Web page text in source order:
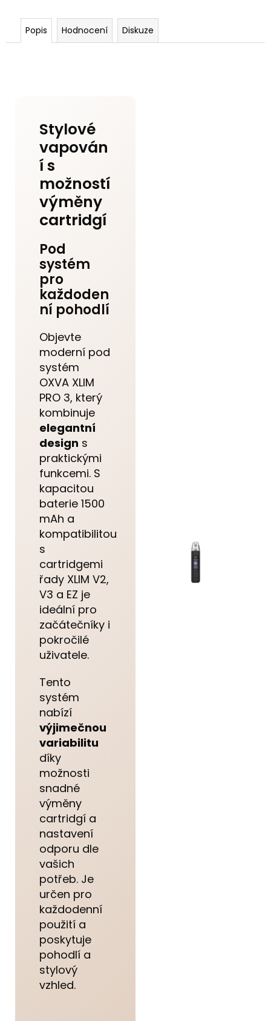
Popis Hodnocení Diskuze
Stylové
vapován
í s
možností
výměny
cartridgí
Pod
systém
pro
každoden
ní pohodlí
Objevte
moderní pod
systém
OXVA XLIM
PRO 3, který
kombinuje
elegantní
design s
praktickými
funkcemi. S
kapacitou
baterie 1500
mAh a
kompatibilitou
s
cartridgemi
řady XLIM V2,
V3 a EZ je
ideální pro
začátečníky i
pokročilé
uživatele.
Tento
systém
nabízí
výjimečnou
variabilitu
díky
možnosti
snadné
výměny
cartridgí a
nastavení
odporu dle
vašich
potřeb. Je
určen pro
každodenní
použití a
poskytuje
pohodlí a
stylový
vzhled.